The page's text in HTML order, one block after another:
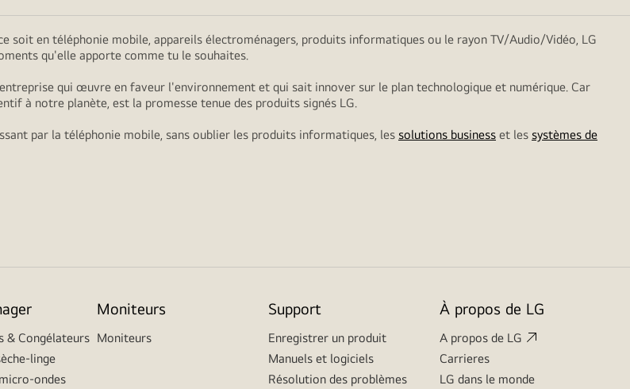
soit en téléphonie mobile, appareils électroménagers, produits informatiques ou le rayon TV/Audio/Vidéo, LG
qu'elle apporte comme tu le souhaites.
qui œuvre en faveur l'environnement et qui sait innover sur le plan technologique et numérique. Car
à notre planète, est la promesse tenue des produits signés LG.
par la téléphonie mobile, sans oublier les produits informatiques, les solutions business et les systèmes de
& Congélateurs
linge
ondes
Moniteurs
Moniteurs
Support
Enregistrer un produit
Manuels et logiciels
Résolution des problèmes
À propos de LG
A propos de LG
Carrieres
LG dans le monde